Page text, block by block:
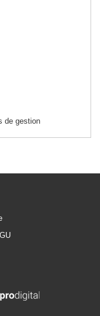
de gestion